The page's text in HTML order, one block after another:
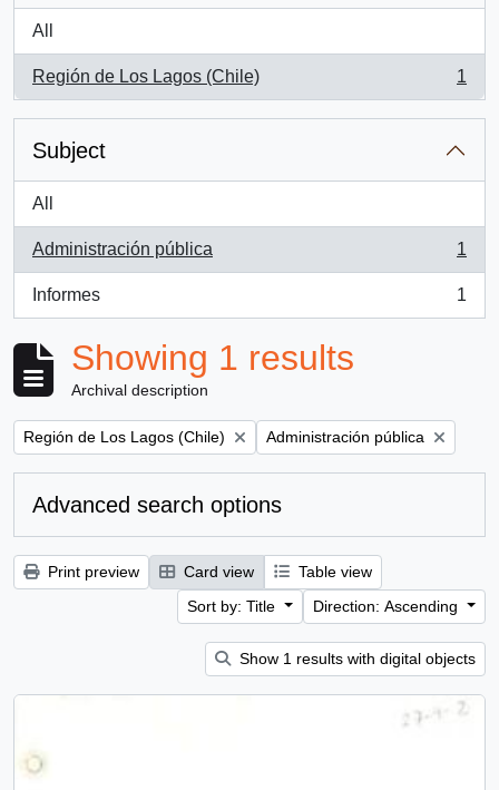
All
Región de Los Lagos (Chile)
, 1 results
1
Subject
All
Administración pública
, 1 results
1
Informes
, 1 results
1
Showing 1 results
Archival description
Remove filter:
Región de Los Lagos (Chile) Remove filter:
Administración pública
Advanced search options
Print preview Card view
Table view
Sort by: Title
Direction: Ascending
Show 1 results with digital objects